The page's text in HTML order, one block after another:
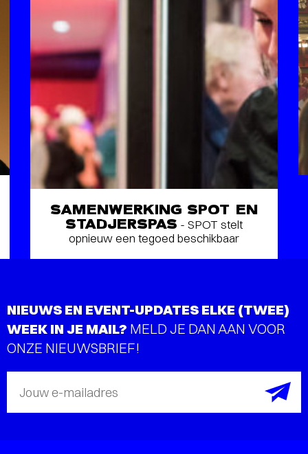
SAMENWERKING SPOT EN
STADJERSPAS - SPOT stelt
opnieuw een tegoed beschikbaar
NIEUWS EN EVENT-UPDATES ELKE (TWEE)
WEEK IN JE MAIL? MELD JE DAN AAN VOOR
ONZE NIEUWSBRIEF!
Jouw e-mailadres